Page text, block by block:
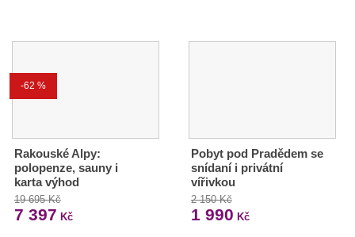
-62 %
Rakouské Alpy:
polopenze, sauny i
karta výhod
19 695 Kč
7 397 Kč
Pobyt pod Pradědem se
snídaní i privátní
vířivkou
2 150 Kč
1 990 Kč